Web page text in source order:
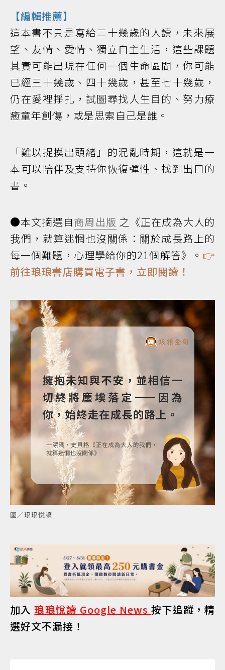
【編輯推薦】
這本書不只是寫給二十幾歲的人讀，未來展
望、友情、愛情、獨立自主生活，這些課題
其實可能出現在任何一個生命區間，你可能
已經三十幾歲、四十幾歲，甚至七十幾歲，
仍在愛裡掙扎，試圖尋找人生目的、努力療
癒童年創傷，或是思索自己是誰。
「難以捉摸出頭緒」的混亂時期，這就是一
本可以陪伴及支持你恢復彈性、找到出口的
書。
●本文摘選自商周出版 之《正在成為大人的
我們，就算迷惘也沒關係：關於成長路上的
每一個難題，心理學給你的21個解答》。 👉
前往琅琅書店購買電子書，立即閱讀！
圖／琅琅悅讀
加入琅琅悅讀 Google News按下追蹤，精
選好文不漏接！